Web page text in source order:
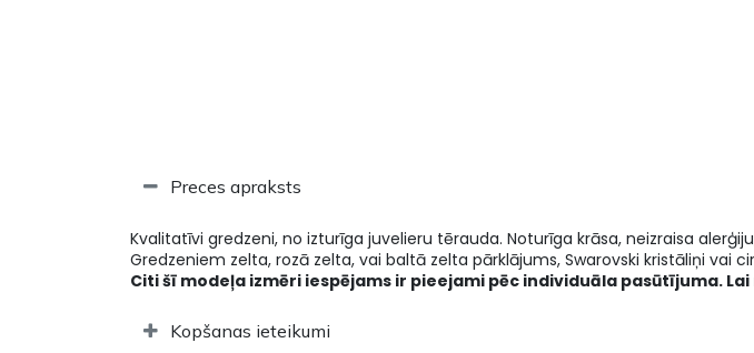
Preces apraksts
Kvalitatīvi gredzeni, no izturīga juvelieru tērauda. Noturīga krāsa, neizraisa
Gredzeniem zelta, rozā zelta, vai baltā zelta pārklājums, Swarovski kristāliņi vai
Citi šī modeļa izmēri iespējams ir pieejami pēc individuāla pasūtījuma.
Kopšanas ieteikumi